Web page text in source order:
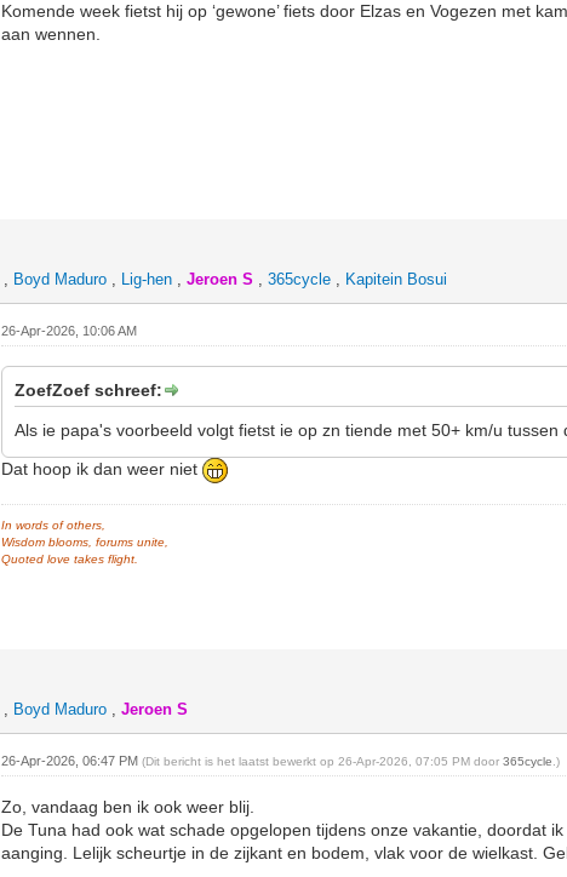
Komende week fietst hij op ‘gewone’ fiets door Elzas en Vogezen met
aan wennen.
, Boyd Maduro , Lig-hen ,Jeroen S ,365cycle , Kapitein Bosui
26-Apr-2026, 10:06 AM
ZoefZoef schreef:
Als ie papa's voorbeeld volgt fietst ie op zn tiende met 50+ km/u
Dat hoop ik dan weer niet
In words of others,
Wisdom blooms, forums unite,
Quoted love takes flight.
, Boyd Maduro ,Jeroen S
26-Apr-2026, 06:47 PM(Dit bericht is het laatst bewerkt op 26-Apr-2026, 07:05 PM door365cycle .)
Zo, vandaag ben ik ook weer blij.
De Tuna had ook wat schade opgelopen tijdens onze vakantie, doordat
aanging. Lelijk scheurtje in de zijkant en bodem, vlak voor de wielkast.